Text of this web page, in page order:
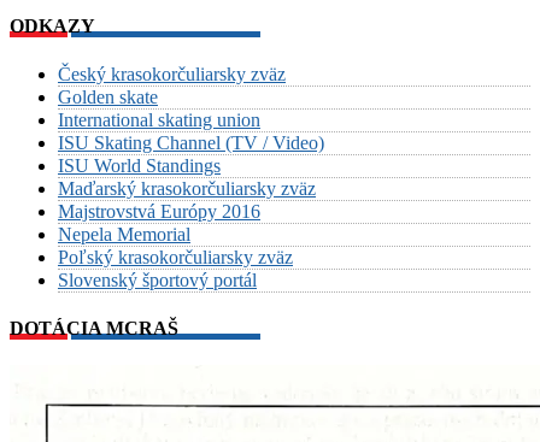
ODKAZY
Český krasokorčuliarsky zväz
Golden skate
International skating union
ISU Skating Channel (TV / Video)
ISU World Standings
Maďarský krasokorčuliarsky zväz
Majstrovstvá Európy 2016
Nepela Memorial
Poľský krasokorčuliarsky zväz
Slovenský športový portál
DOTÁCIA MCRAŠ